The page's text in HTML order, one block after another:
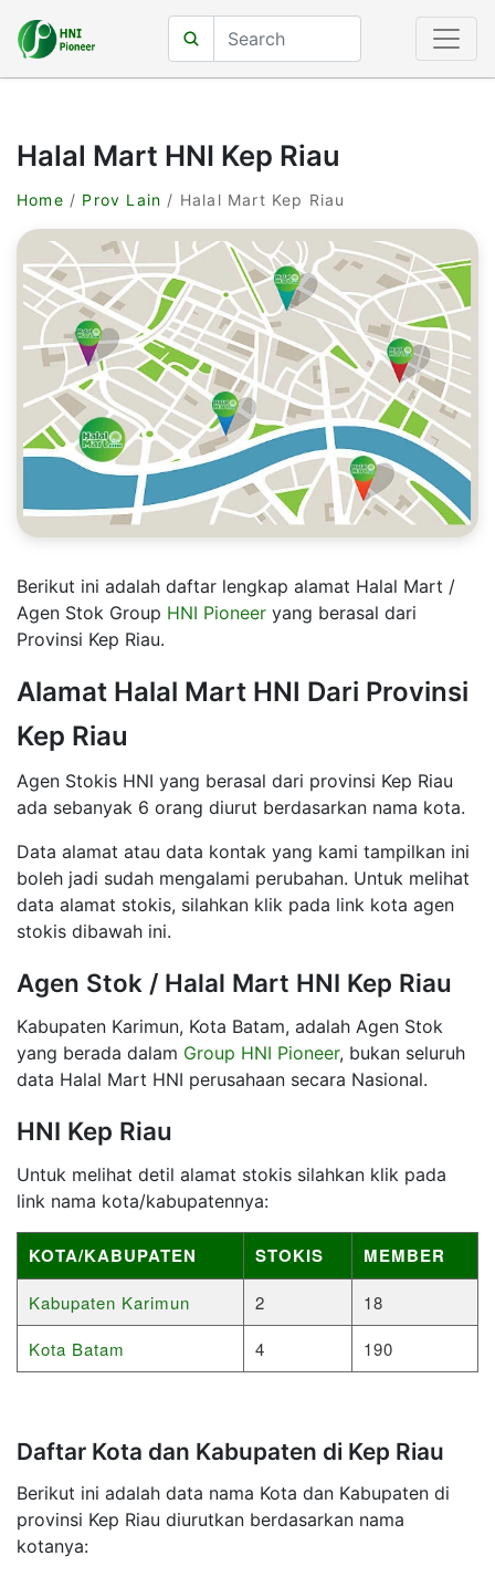
Halal Mart HNI Kep Riau
Home / Prov Lain / Halal Mart Kep Riau
Berikut ini adalah daftar lengkap alamat Halal Mart /
Agen Stok Group HNI Pioneer yang berasal dari
Provinsi Kep Riau.
Alamat Halal Mart HNI Dari Provinsi
Kep Riau
Agen Stokis HNI yang berasal dari provinsi Kep Riau
ada sebanyak 6 orang diurut berdasarkan nama kota.
Data alamat atau data kontak yang kami tampilkan ini
boleh jadi sudah mengalami perubahan. Untuk melihat
data alamat stokis, silahkan klik pada link kota agen
stokis dibawah ini.
Agen Stok / Halal Mart HNI Kep Riau
Kabupaten Karimun, Kota Batam, adalah Agen Stok
yang berada dalam Group HNI Pioneer, bukan seluruh
data Halal Mart HNI perusahaan secara Nasional.
HNI Kep Riau
Untuk melihat detil alamat stokis silahkan klik pada
link nama kota/kabupatennya:
KOTA/KABUPATEN STOKIS MEMBER
Kabupaten Karimun 2
18
Kota Batam
4 190
Daftar Kota dan Kabupaten di Kep Riau
Berikut ini adalah data nama Kota dan Kabupaten di
provinsi Kep Riau diurutkan berdasarkan nama
kotanya: